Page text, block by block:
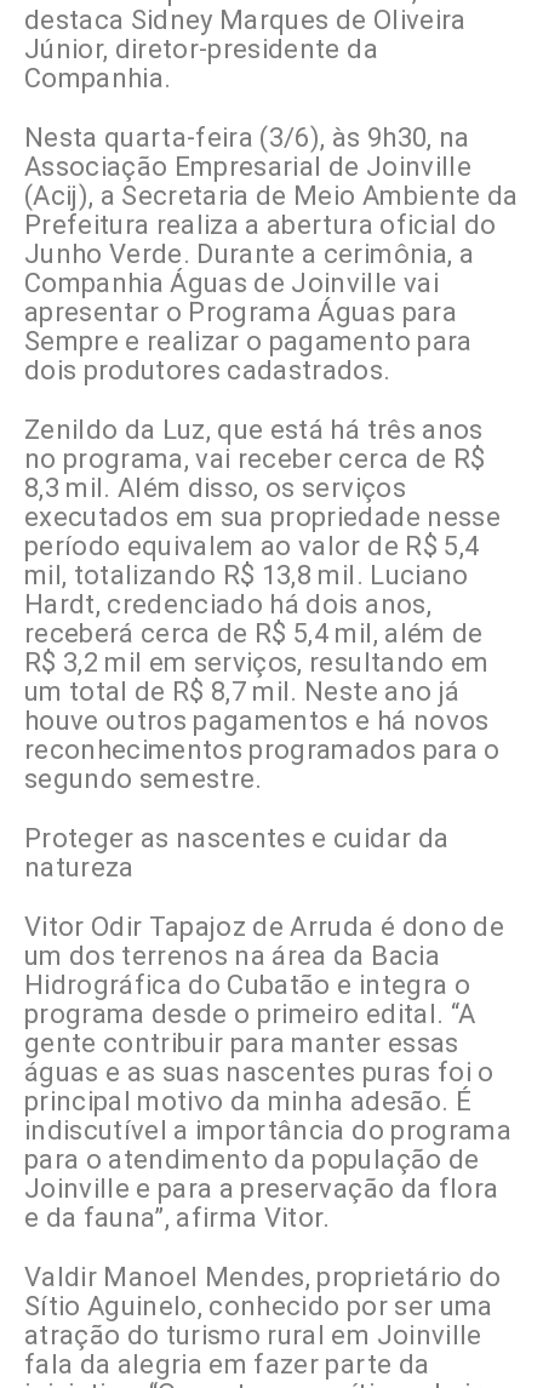
destaca Sidney Marques de Oliveira
Júnior, diretor-presidente da
Companhia.
Nesta quarta-feira (3/6), às 9h30, na
Associação Empresarial de Joinville
(Acij), a Secretaria de Meio Ambiente da
Prefeitura realiza a abertura oficial do
Junho Verde. Durante a cerimônia, a
Companhia Águas de Joinville vai
apresentar o Programa Águas para
Sempre e realizar o pagamento para
dois produtores cadastrados.
Zenildo da Luz, que está há três anos
no programa, vai receber cerca de R$
8,3 mil. Além disso, os serviços
executados em sua propriedade nesse
período equivalem ao valor de R$ 5,4
mil, totalizando R$ 13,8 mil. Luciano
Hardt, credenciado há dois anos,
receberá cerca de R$ 5,4 mil, além de
R$ 3,2 mil em serviços, resultando em
um total de R$ 8,7 mil. Neste ano já
houve outros pagamentos e há novos
reconhecimentos programados para o
segundo semestre.
Proteger as nascentes e cuidar da
natureza
Vitor Odir Tapajoz de Arruda é dono de
um dos terrenos na área da Bacia
Hidrográfica do Cubatão e integra o
programa desde o primeiro edital. “A
gente contribuir para manter essas
águas e as suas nascentes puras foi o
principal motivo da minha adesão. É
indiscutível a importância do programa
para o atendimento da população de
Joinville e para a preservação da flora
e da fauna”, afirma Vitor.
Valdir Manoel Mendes, proprietário do
Sítio Aguinelo, conhecido por ser uma
atração do turismo rural em Joinville
fala da alegria em fazer parte da